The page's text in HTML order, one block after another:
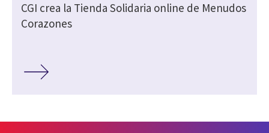
CGI crea la Tienda Solidaria online de Menudos
Corazones